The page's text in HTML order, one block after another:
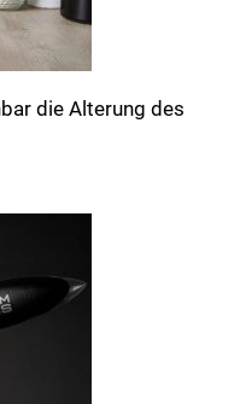
die Alterung des